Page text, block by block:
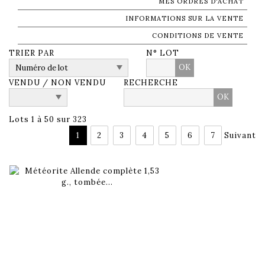
INFORMATIONS SUR LA VENTE
CONDITIONS DE VENTE
TRIER PAR
N° LOT
OK
VENDU / NON VENDU
RECHERCHE
Lots 1 à 50 sur 323
1
2 3 4 5 6 7 Suivant